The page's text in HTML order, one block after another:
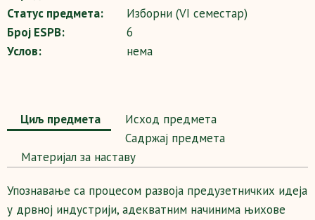
Статус предмета:
Изборни (VI семестар)
Број ESPB:
6
Услов:
нема
Циљ предмета
Исход предмета
Садржај предмета
Maтеријал за наставу
Упознавање са процесом развоја предузетничких идеја
у дрвној индустрији, адекватним начинима њихове